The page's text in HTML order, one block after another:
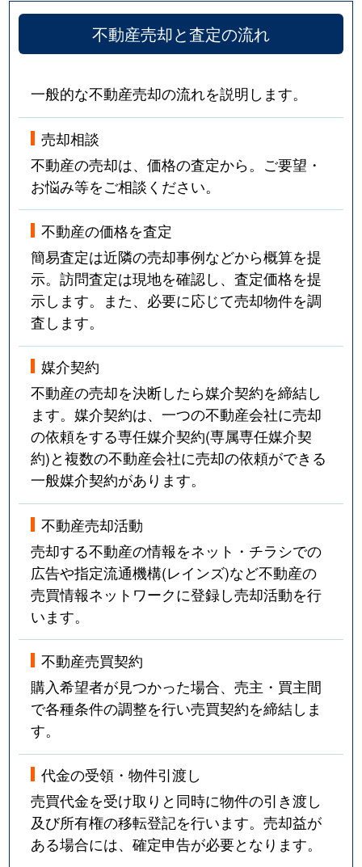
不動産売却と査定の流れ
一般的な不動産売却の流れを説明します。
売却相談
不動産の売却は、価格の査定から。ご要望・
お悩み等をご相談ください。
不動産の価格を査定
簡易査定は近隣の売却事例などから概算を提
示。訪問査定は現地を確認し、査定価格を提
示します。また、必要に応じて売却物件を調
査します。
媒介契約
不動産の売却を決断したら媒介契約を締結し
ます。媒介契約は、一つの不動産会社に売却
の依頼をする専任媒介契約(専属専任媒介契
約)と複数の不動産会社に売却の依頼ができる
一般媒介契約があります。
不動産売却活動
売却する不動産の情報をネット・チラシでの
広告や指定流通機構(レインズ)など不動産の
売買情報ネットワークに登録し売却活動を行
います。
不動産売買契約
購入希望者が見つかった場合、売主・買主間
で各種条件の調整を行い売買契約を締結しま
す。
代金の受領・物件引渡し
売買代金を受け取りと同時に物件の引き渡し
及び所有権の移転登記を行います。売却益が
ある場合には、確定申告が必要となります。